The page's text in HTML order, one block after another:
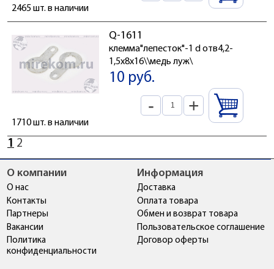
2465 шт. в наличии
Q-1611
клемма"лепесток"-1 d отв4,2-
1,5x8x16\\медь луж\
10 руб.
- +
1710 шт. в наличии
1 2
О компании
О нас
Контакты
Партнеры
Вакансии
Политика
конфиденциальности
Информация
Доставка
Оплата товара
Обмен и возврат товара
Пользовательское соглашение
Договор оферты